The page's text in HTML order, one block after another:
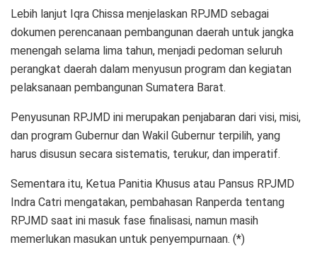
Lebih lanjut Iqra Chissa menjelaskan RPJMD sebagai
dokumen perencanaan pembangunan daerah untuk jangka
menengah selama lima tahun, menjadi pedoman seluruh
perangkat daerah dalam menyusun program dan kegiatan
pelaksanaan pembangunan Sumatera Barat.
Penyusunan RPJMD ini merupakan penjabaran dari visi, misi,
dan program Gubernur dan Wakil Gubernur terpilih, yang
harus disusun secara sistematis, terukur, dan imperatif.
Sementara itu, Ketua Panitia Khusus atau Pansus RPJMD
Indra Catri mengatakan, pembahasan Ranperda tentang
RPJMD saat ini masuk fase finalisasi, namun masih
memerlukan masukan untuk penyempurnaan. (*)